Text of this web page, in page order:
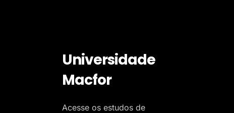
Universidade
Macfor
Acesse os estudos de